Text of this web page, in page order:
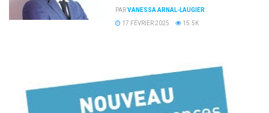
PARVANESSA ARNAL-LAUGIER
17 FÉVRIER 2025
15.5K